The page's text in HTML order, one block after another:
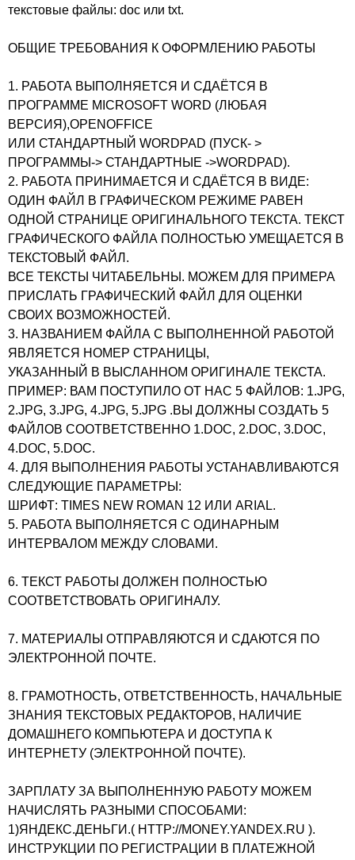
текстовые файлы: doc или txt.
ОБЩИЕ ТРЕБОВАНИЯ К ОФОРМЛЕНИЮ РАБОТЫ
1. РАБОТА ВЫПОЛНЯЕТСЯ И СДАЁТСЯ В
ПРОГРАММЕ MICROSOFT WORD (ЛЮБАЯ
ВЕРСИЯ),OPENOFFICE
ИЛИ СТАНДАРТНЫЙ WORDPAD (ПУСК- >
ПРОГРАММЫ-> СТАНДАРТНЫЕ ->WORDPAD).
2. РАБОТА ПРИНИМАЕТСЯ И СДАЁТСЯ В ВИДЕ:
ОДИН ФАЙЛ В ГРАФИЧЕСКОМ РЕЖИМЕ РАВЕН
ОДНОЙ СТРАНИЦЕ ОРИГИНАЛЬНОГО ТЕКСТА. ТЕКСТ
ГРАФИЧЕСКОГО ФАЙЛА ПОЛНОСТЬЮ УМЕЩАЕТСЯ В
ТЕКСТОВЫЙ ФАЙЛ.
ВСЕ ТЕКСТЫ ЧИТАБЕЛЬНЫ. МОЖЕМ ДЛЯ ПРИМЕРА
ПРИСЛАТЬ ГРАФИЧЕСКИЙ ФАЙЛ ДЛЯ ОЦЕНКИ
СВОИХ ВОЗМОЖНОСТЕЙ.
3. НАЗВАНИЕМ ФАЙЛА С ВЫПОЛНЕННОЙ РАБОТОЙ
ЯВЛЯЕТСЯ НОМЕР СТРАНИЦЫ,
УКАЗАННЫЙ В ВЫСЛАННОМ ОРИГИНАЛЕ ТЕКСТА.
ПРИМЕР: ВАМ ПОСТУПИЛО ОТ НАС 5 ФАЙЛОВ: 1.JPG,
2.JPG, 3.JPG, 4.JPG, 5.JPG .ВЫ ДОЛЖНЫ СОЗДАТЬ 5
ФАЙЛОВ СООТВЕТСТВЕННО 1.DOC, 2.DOC, 3.DOC,
4.DOC, 5.DOC.
4. ДЛЯ ВЫПОЛНЕНИЯ РАБОТЫ УСТАНАВЛИВАЮТСЯ
СЛЕДУЮЩИЕ ПАРАМЕТРЫ:
ШРИФТ: TIMES NEW ROMAN 12 ИЛИ ARIAL.
5. РАБОТА ВЫПОЛНЯЕТСЯ С ОДИНАРНЫМ
ИНТЕРВАЛОМ МЕЖДУ СЛОВАМИ.
6. ТЕКСТ РАБОТЫ ДОЛЖЕН ПОЛНОСТЬЮ
СООТВЕТСТВОВАТЬ ОРИГИНАЛУ.
7. МАТЕРИАЛЫ ОТПРАВЛЯЮТСЯ И СДАЮТСЯ ПО
ЭЛЕКТРОННОЙ ПОЧТЕ.
8. ГРАМОТНОСТЬ, ОТВЕТСТВЕННОСТЬ, НАЧАЛЬНЫЕ
ЗНАНИЯ ТЕКСТОВЫХ РЕДАКТОРОВ, НАЛИЧИЕ
ДОМАШНЕГО КОМПЬЮТЕРА И ДОСТУПА К
ИНТЕРНЕТУ (ЭЛЕКТРОННОЙ ПОЧТЕ).
ЗАРПЛАТУ ЗА ВЫПОЛНЕННУЮ РАБОТУ МОЖЕМ
НАЧИСЛЯТЬ РАЗНЫМИ СПОСОБАМИ:
1)ЯНДЕКС.ДЕНЬГИ.( HTTP://MONEY.YANDEX.RU ).
ИНСТРУКЦИИ ПО РЕГИСТРАЦИИ В ПЛАТЕЖНОЙ